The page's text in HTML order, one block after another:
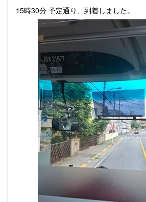
15時30分 予定通り、到着しました。